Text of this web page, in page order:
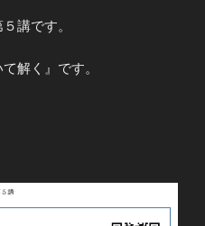
講です。
解く』です。